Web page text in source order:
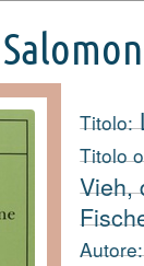
Titolo:
Titolo
Vieh,
Autore: